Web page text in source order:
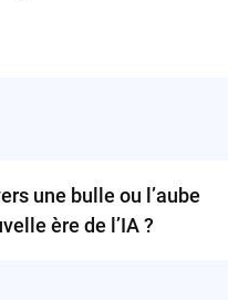
une bulle ou l’aube
ère de l’IA ?